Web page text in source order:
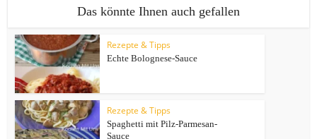
Das könnte Ihnen auch gefallen
Rezepte & Tipps
Echte Bolognese-Sauce
Rezepte & Tipps
Spaghetti mit Pilz-Parmesan-
Sauce